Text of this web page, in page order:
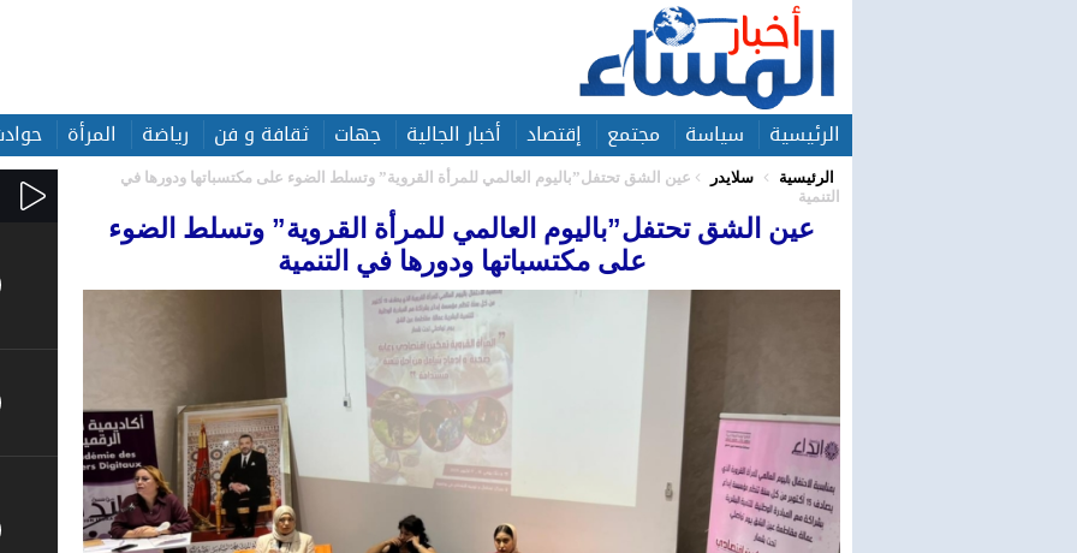
الرئيسية سياسة مجتمع إقتصاد أخبار الجالية جهات ثقافة و فن رياضة المرأة
الرئيسية سلايدر
عين الشق تحتفل”باليوم العالمي للمرأة القروية” وتسلط الضوء على مكتسباتها ودورها في
التنمية
عين الشق تحتفل”باليوم العالمي للمرأة القروية” وتسلط الضوء
على مكتسباتها ودورها في التنمية